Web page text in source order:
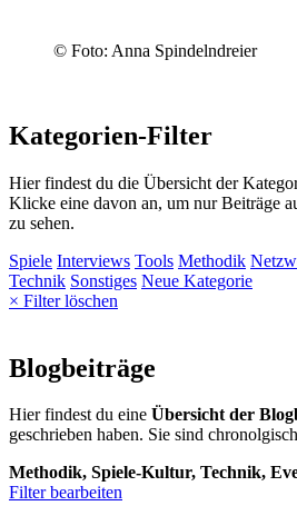
© Foto: Anna Spindelndreier
Kategorien-Filter
Hier findest du die Übersicht der
Klicke eine davon an, um nur Beiträge
zu sehen.
Spiele Interviews Tools Methodik
Technik Sonstiges Neue Kategorie
× Filter löschen
Blogbeiträge
Hier findest du eine Übersicht der
geschrieben haben. Sie sind
Methodik, Spiele-Kultur, Technik,
Filter bearbeiten